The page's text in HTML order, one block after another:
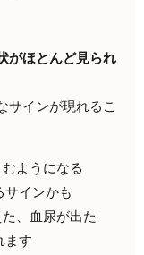
がほとんど見られ
サインが現れるこ
ようになる
インかも
、血尿が出た
ます